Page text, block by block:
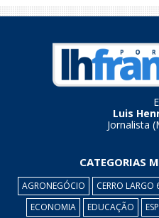
Luis
Jornalista
CATEGORIAS
AGRONEGÓCIO CERRO LARGO
ECONOMIA
EDUCAÇÃO